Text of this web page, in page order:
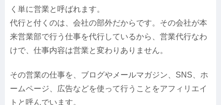
く単に営業と呼ばれます。
代行と付くのは、会社の部外だからです。その会社が本
来営業部で行う仕事を代行しているから、営業代行なわ
けで、仕事内容は営業と変わりありません。
その営業の仕事を、ブログやメールマガジン、SNS、ホ
ームページ、広告などを使って行うことをアフィリエイ
トと呼んでいます。